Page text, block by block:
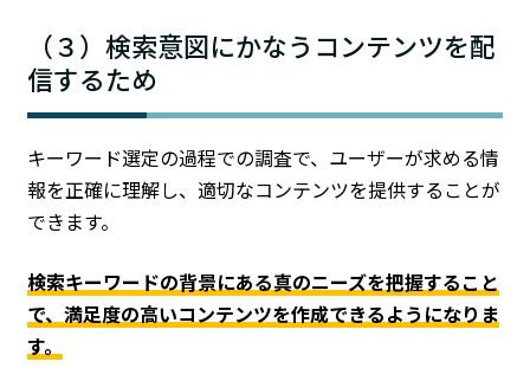
（３）検索意図にかなうコンテンツを配
信するため
キーワード選定の過程での調査で、ユーザーが求める情
報を正確に理解し、適切なコンテンツを提供することが
できます。
検索キーワードの背景にある真のニーズを把握すること
で、満足度の高いコンテンツを作成できるようになりま
す。